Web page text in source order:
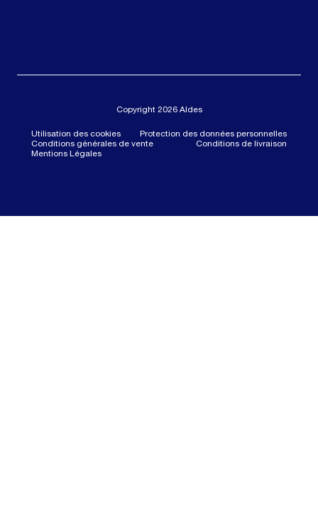
Copyright 2026 Aldes
Utilisation des cookies
Protection des données personnelles
Conditions générales de vente
Conditions de livraison
Mentions Légales